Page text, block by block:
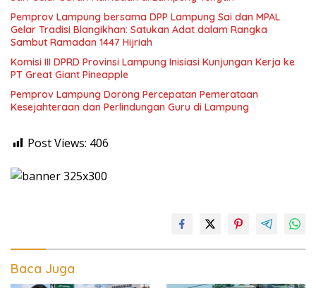
Pemprov Lampung bersama DPP Lampung Sai dan MPAL
Gelar Tradisi Blangikhan: Satukan Adat dalam Rangka
Sambut Ramadan 1447 Hijriah
Komisi III DPRD Provinsi Lampung Inisiasi Kunjungan Kerja ke
PT Great Giant Pineapple
Pemprov Lampung Dorong Percepatan Pemerataan
Kesejahteraan dan Perlindungan Guru di Lampung
Post Views: 406
Baca Juga